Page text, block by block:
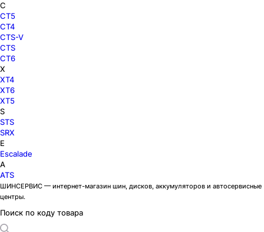
C
CT5
CT4
CTS-V
CTS
CT6
X
XT4
XT6
XT5
S
STS
SRX
E
Escalade
A
ATS
ШИНСЕРВИС — интернет-магазин шин, дисков, аккумуляторов и автосервисные
центры.
Поиск по коду товара